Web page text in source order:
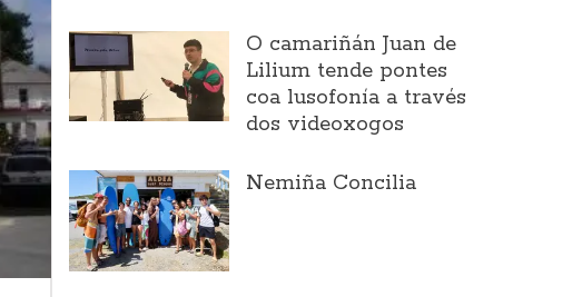
O camariñán Juan de
Lilium tende pontes
coa lusofonía a través
dos videoxogos
Nemiña Concilia